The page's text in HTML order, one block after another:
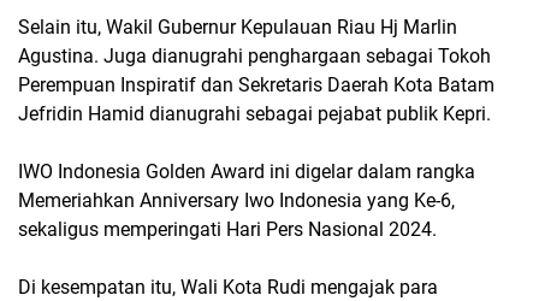
Selain itu, Wakil Gubernur Kepulauan Riau Hj Marlin
Agustina. Juga dianugrahi penghargaan sebagai Tokoh
Perempuan Inspiratif dan Sekretaris Daerah Kota Batam
Jefridin Hamid dianugrahi sebagai pejabat publik Kepri.
IWO Indonesia Golden Award ini digelar dalam rangka
Memeriahkan Anniversary Iwo Indonesia yang Ke-6,
sekaligus memperingati Hari Pers Nasional 2024.
Di kesempatan itu, Wali Kota Rudi mengajak para